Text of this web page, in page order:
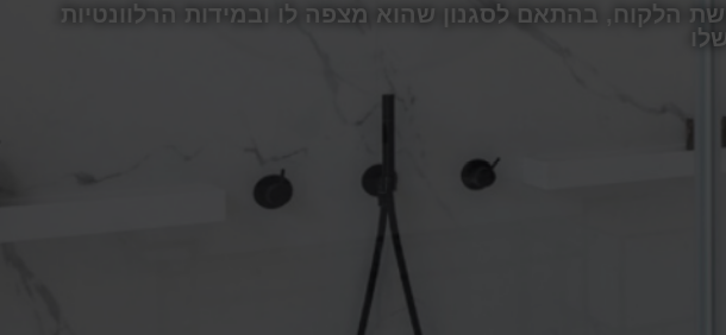
הלקוח, בהתאם לסגנון שהוא מצפה לו ובמידות הרלוונטיות